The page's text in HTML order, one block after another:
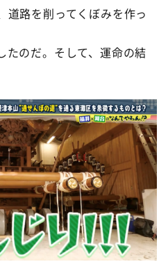
道路を削ってくぼみを作っ
たのだ。そして、運命の結